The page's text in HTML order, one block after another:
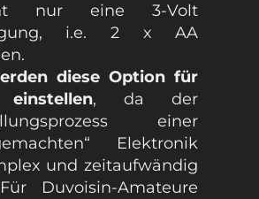
nur eine 3-Volt
i.e. 2 x AA
diese Option für
, da der
einer
Elektronik
und zeitaufwändig
Duvoisin-Amateure